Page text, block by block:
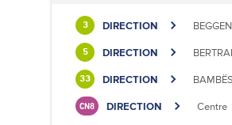
3 DIRECTION
5 DIRECTION
33 DIRECTION
CN8 DIRECTION Centre